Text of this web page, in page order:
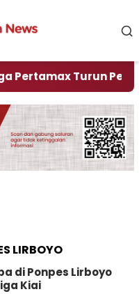
Turun Per Hari
LIRBOYO
di Ponpes Lirboyo
Kiai